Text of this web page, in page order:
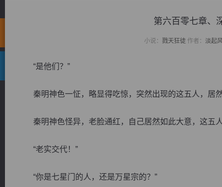
第六百零七章、
小说： 戮天狂徒作者： 淡起
“是他们？”
秦明神色一怔，略显得吃惊，突然出现的这五人，居
秦明神色怪异，老脸通红，自己居然如此大意，这五
“老实交代！”
“你是七星门的人，还是万星宗的？”